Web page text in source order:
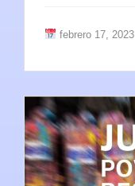
febrero 17, 2023